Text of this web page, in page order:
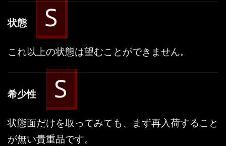
状態 S
これ以上の状態は望むことができません。
希少性 S
状態面だけを取ってみても、まず再入荷すること
が無い貴重品です。